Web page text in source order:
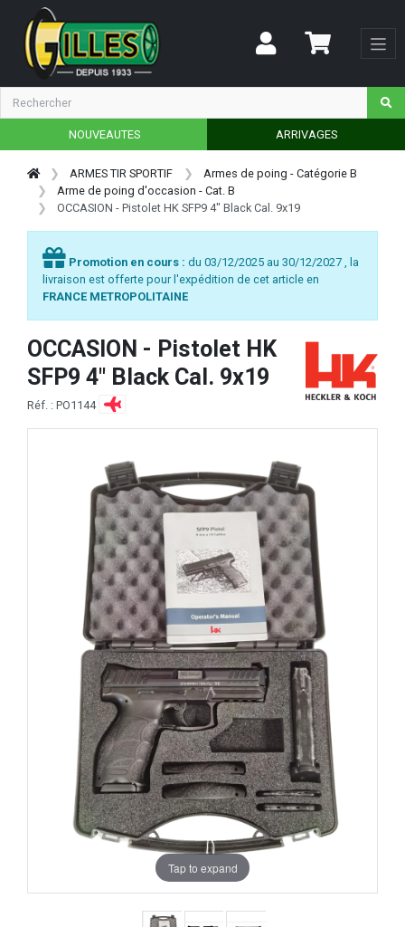
NOUVEAUTES ARRIVAGES
ARMES TIR SPORTIF
Armes de poing - Catégorie B
Arme de poing d'occasion - Cat. B
OCCASION - Pistolet HK SFP9 4" Black Cal. 9x19
Promotion en cours : du 03/12/2025 au 30/12/2027 , la
livraison est offerte pour l'expédition de cet article en
FRANCE METROPOLITAINE
OCCASION - Pistolet HK
SFP9 4" Black Cal. 9x19
Réf. : PO1144
Tap to expand